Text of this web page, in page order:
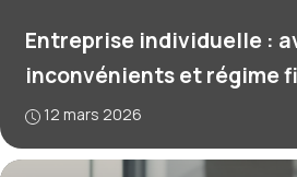
Entreprise individuelle :
inconvénients et régime
12 mars 2026